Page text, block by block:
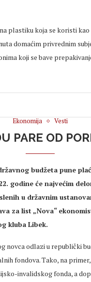
plastiku koja se koristi
domaćim privrednim
koji se bave
Ekonomija Vesti
PARE OD
budžeta pune
godine će najvećim
u državnim
za list „Nova“
kluba Libek.
novca odlazi u republički
fondova. Tako, na
invalidskog fonda, a